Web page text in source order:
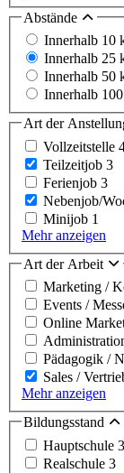
Abstände
Innerhalb 10
Innerhalb 25
Innerhalb 50
Innerhalb
Art der
Vollzeitstelle
Teilzeitjob 3
Ferienjob 3
Nebenjob/
Minijob 1
Mehr anzeigen
Art der Arbeit
Marketing /
Events /
Online
Pädagogik /
Sales /
Mehr anzeigen
Bildungsstand
Hauptschule 3
Realschule 3